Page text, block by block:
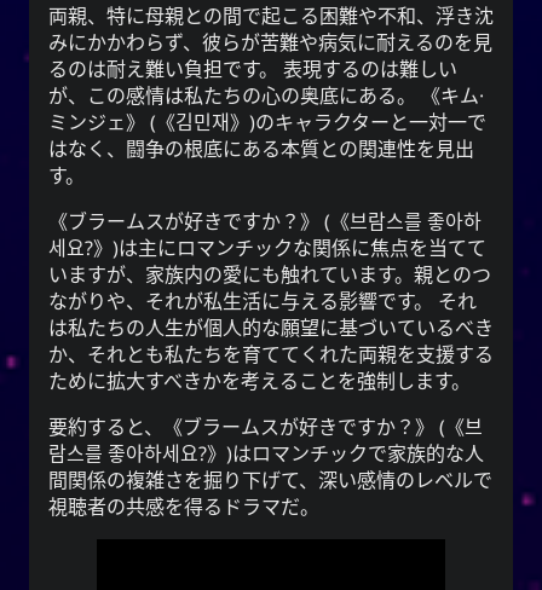
両親、特に母親との間で起こる困難や不和、浮き沈
みにかかわらず、彼らが苦難や病気に耐えるのを見
るのは耐え難い負担です。 表現するのは難しい
が、この感情は私たちの心の奥底にある。
キム·
ミンジェ
( 김민재
)のキャラクターと一対一で
はなく、闘争の根底にある本質との関連性を見出
す。
ブラームスが好きですか？
(
브람스를 좋아하
세요?
)は主にロマンチックな関係に焦点を当てて
いますが、家族内の愛にも触れています。親とのつ
ながりや、それが私生活に与える影響です。 それ
は私たちの人生が個人的な願望に基づいているべき
か、それとも私たちを育ててくれた両親を支援する
ために拡大すべきかを考えることを強制します。
要約すると、
ブラームスが好きですか？ (
브
람스를 좋아하세요?
)はロマンチックで家族的な人
間関係の複雑さを掘り下げて、深い感情のレベルで
視聴者の共感を得るドラマだ。
注意:ネイバーPapago神経翻訳
「유」
Yoo (韓国の名前)
;
CC-BY-SA 3.0
Unported License
↩︎
雪亮（ゆきあ）ネットワーク
Snoworld
One Way Faith
Love and Relationships